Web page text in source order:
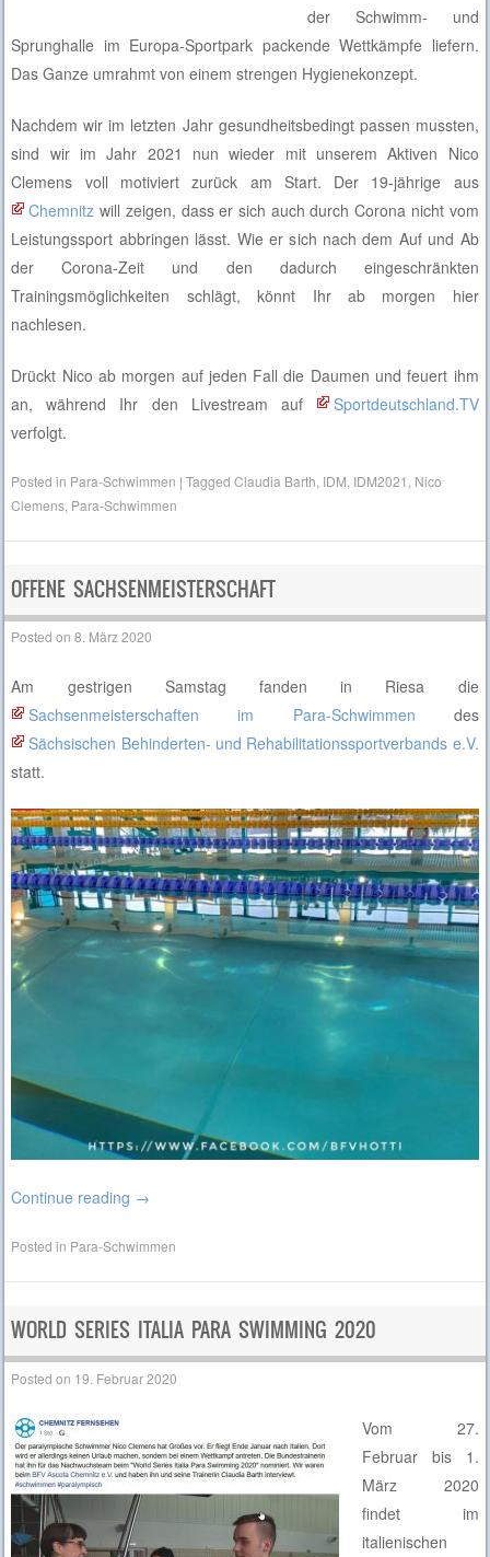
der Schwimm- und
Sprunghalle im Europa-Sportpark packende Wettkämpfe liefern.
Das Ganze umrahmt von einem strengen Hygienekonzept.
Nachdem wir im letzten Jahr gesundheitsbedingt passen mussten,
sind wir im Jahr 2021 nun wieder mit unserem Aktiven Nico
Clemens voll motiviert zurück am Start. Der 19-jährige aus
Chemnitz will zeigen, dass er sich auch durch Corona nicht vom
Leistungssport abbringen lässt. Wie er sich nach dem Auf und Ab
der Corona-Zeit und den dadurch eingeschränkten
Trainingsmöglichkeiten schlägt, könnt Ihr ab morgen hier
nachlesen.
Drückt Nico ab morgen auf jeden Fall die Daumen und feuert ihm
an, während Ihr den Livestream auf
Sportdeutschland.TV
verfolgt.
Posted in Para-Schwimmen |TaggedClaudia Barth IDM IDM2021 Nico
Clemens Para-Schwimmen
OFFENE SACHSENMEISTERSCHAFT
Posted on8. März 2020
Am gestrigen Samstag fanden in Riesa die
Sachsenmeisterschaften im Para-Schwimmen des
Sächsischen Behinderten- und Rehabilitationssportverbands e.V.
statt.
Continue reading →
Posted in Para-Schwimmen
WORLD SERIES ITALIA PARA SWIMMING 2020
Posted on 19. Februar 2020
Vom 27.
Februar bis 1.
März 2020
findet im
italienischen